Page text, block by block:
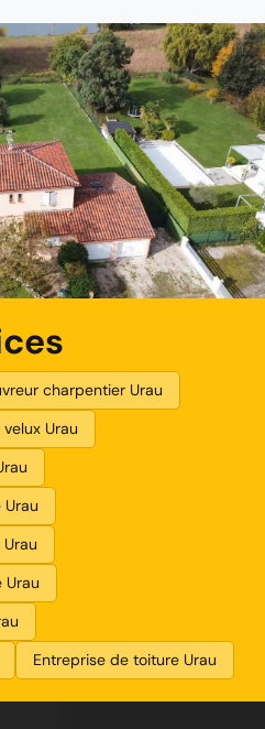
charpentier Urau
Urau
Urau
Entreprise de toiture Urau